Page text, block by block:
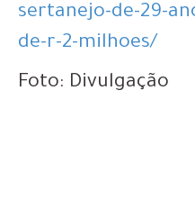
sertanejo-de-29-
de-r-2-milhoes/
Foto: Divulgação